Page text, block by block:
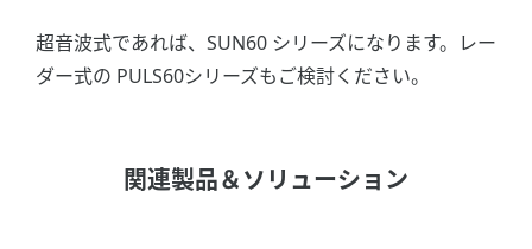
超音波式であれば、SUN60 シリーズになります。レー
ダー式の PULS60シリーズもご検討ください。
関連製品＆ソリューション